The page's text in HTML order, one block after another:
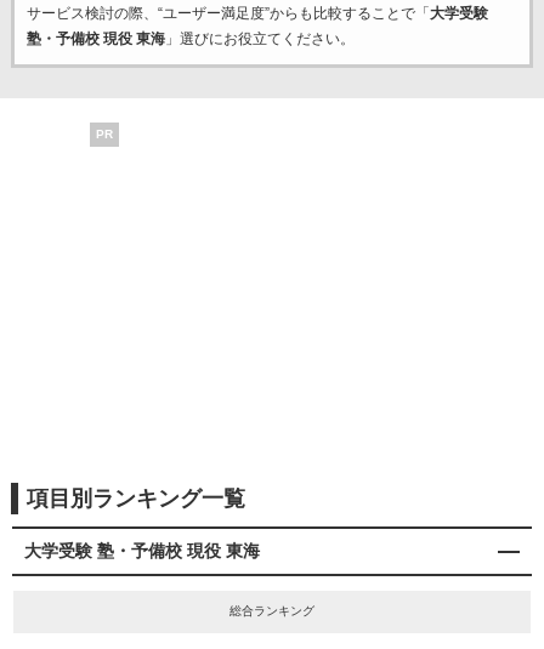
サービス検討の際、“ユーザー満足度”からも比較することで「 大学受験
塾・予備校 現役 東海」選びにお役立てください。
PR
項目別ランキング一覧
大学受験 塾・予備校 現役 東海
総合ランキング